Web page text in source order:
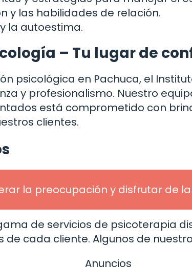
y las habilidades de relación.
la autoestima.
– Tu lugar de
psicológica en Pachuca, el
y profesionalismo. Nuestro
está comprometido con
clientes.
la preocupación y disfrutar de
de servicios de psicoterapia
de cada cliente. Algunos de
Anuncios